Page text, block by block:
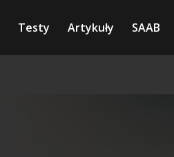
Testy Artykuły SAAB